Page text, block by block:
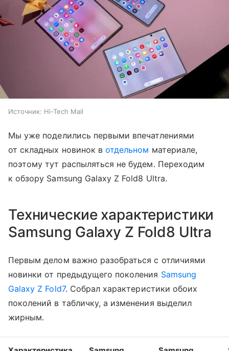
Источник: Hi-Tech Mail
Мы уже поделились первыми впечатлениями
от складных новинок вотдельном материале,
поэтому тут распыляться не будем. Переходим
к обзору Samsung Galaxy Z Fold8 Ultra.
Технические характеристики
Samsung Galaxy Z Fold8 Ultra
Первым делом важно разобраться с отличиями
новинки от предыдущего поколения Samsung
Galaxy Z Fold7. Собрал характеристики обоих
поколений в табличку, а изменения выделил
жирным.